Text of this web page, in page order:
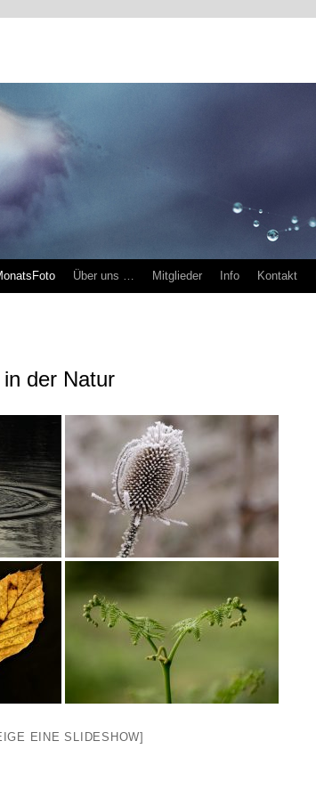
Über uns … Mitglieder Info Kontakt
der Natur
EINE SLIDESHOW]